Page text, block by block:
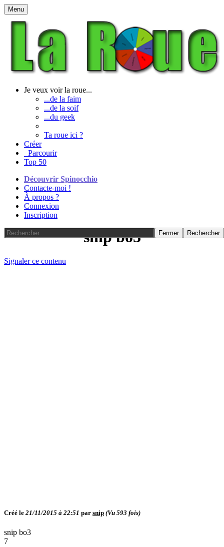
Menu
Je veux voir la roue...
...de la faim
...de la soif
...du geek
Ta roue ici ?
Créer
Parcourir
Top 50
Découvrir Spinocchio
Contacte-moi !
À propos ?
Connexion
Inscription
Fermer Rechercher
snip bo3
Signaler ce contenu
Créé le 21/11/2015 à 22:51 par snip (Vu 593 fois)
snip bo3
7